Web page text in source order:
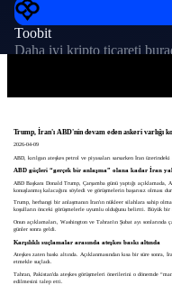
Toobit
Daha iyi kripto ticareti
Trump, İran'ı ABD'nin devam eden askeri varlığı
2026-04-09
ABD, kırılgan ateşkes petrol ve piyasaları sarsarken İran üzerindeki
ABD güçleri “gerçek bir anlaşma” olana kadar İran
ABD Başkanı Donald Trump, Çarşamba günü yaptığı
konuşlanmış kalacağını söyledi ve görüşmelerin başarısız olması
Trump, herhangi bir anlaşmanın İran'ın nükleer silahlara sahip
koşulların önceki görüşmelerle uyumlu olduğunu belirtti. Büyük bir
Onun açıklamaları, Washington ve Tahran'ın Şubat ayı
günler sonra geldi.
Karşılıklı suçlamalar arasında ateşkes baskı altında
Ateşkes zaten baskı altında. Açıklanmasından kısa bir süre
etmekle suçladı.
Tahran, Pakistan'da ateşkes görüşmeleri önerilerini o dönemde
edilmesini talep etti.